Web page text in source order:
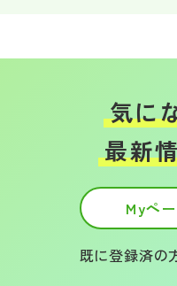
気に
最新
Myペ
既に登録済の